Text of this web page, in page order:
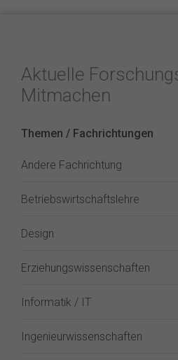
Aktuelle
Mitmachen
Themen / Fachrichtungen
Andere Fachrichtung
Betriebswirtschaftslehre
Design
Erziehungswissenschaften
Informatik / IT
Ingenieurwissenschaften